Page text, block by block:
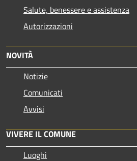
Salute, benessere e assistenza
Autorizzazioni
NOVITÀ
Notizie
Comunicati
Avvisi
VIVERE IL COMUNE
Luoghi